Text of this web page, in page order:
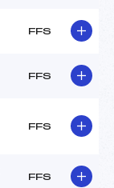
FFS
FFS
FFS
FFS